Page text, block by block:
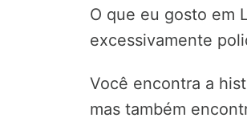
O que eu gosto em
excessivamente
Você encontra a
mas também